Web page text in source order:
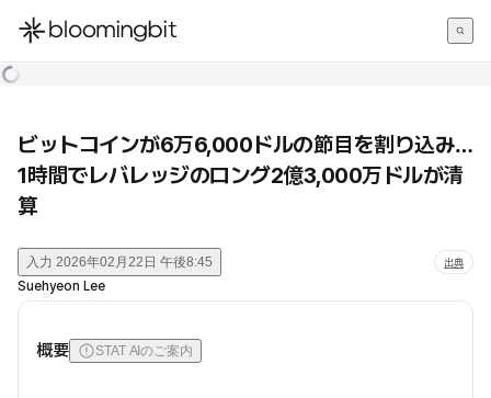
한국어
ビットコインが6万6,000ドルの節目を割り込み…
1時間でレバレッジのロング2億3,000万ドルが清
算
入力 2026年02月22日 午後8:45 出典
Suehyeon Lee
概要 STAT AIのご案内